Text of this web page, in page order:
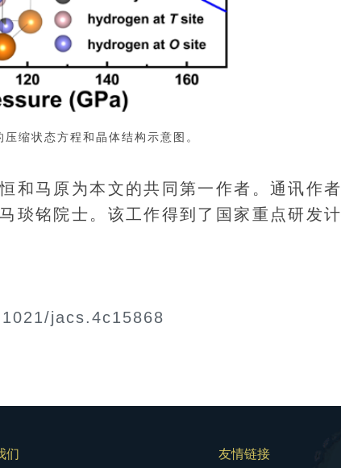
缩状态方程和晶体结构示意图。
马原为本文的共同第一作者。通讯作者
琰铭院士。该工作得到了国家重点研发计
jacs.4c15868
们 友情链接